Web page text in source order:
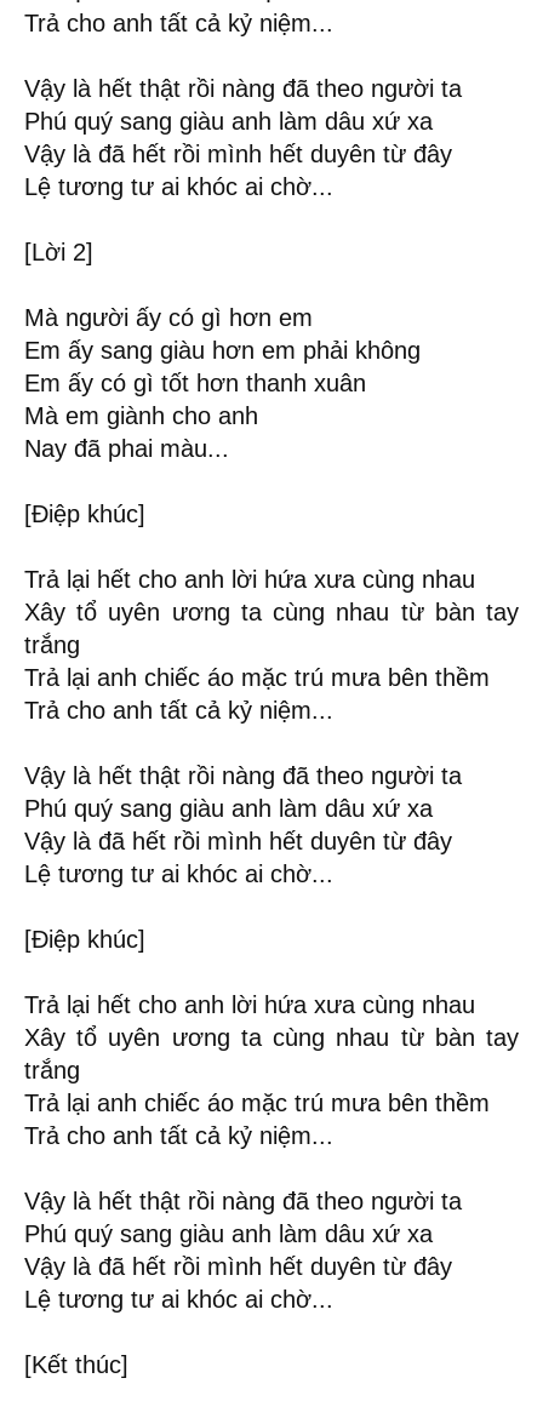
Trả cho anh tất cả kỷ niệm...
Vậy là hết thật rồi nàng đã theo người ta
Phú quý sang giàu anh làm dâu xứ xa
Vậy là đã hết rồi mình hết duyên từ đây
Lệ tương tư ai khóc ai chờ...
[Lời 2]
Mà người ấy có gì hơn em
Em ấy sang giàu hơn em phải không
Em ấy có gì tốt hơn thanh xuân
Mà em giành cho anh
Nay đã phai màu...
[Điệp khúc]
Trả lại hết cho anh lời hứa xưa cùng nhau
Xây tổ uyên ương ta cùng nhau từ bàn tay
trắng
Trả lại anh chiếc áo mặc trú mưa bên thềm
Trả cho anh tất cả kỷ niệm...
Vậy là hết thật rồi nàng đã theo người ta
Phú quý sang giàu anh làm dâu xứ xa
Vậy là đã hết rồi mình hết duyên từ đây
Lệ tương tư ai khóc ai chờ...
[Điệp khúc]
Trả lại hết cho anh lời hứa xưa cùng nhau
Xây tổ uyên ương ta cùng nhau từ bàn tay
trắng
Trả lại anh chiếc áo mặc trú mưa bên thềm
Trả cho anh tất cả kỷ niệm...
Vậy là hết thật rồi nàng đã theo người ta
Phú quý sang giàu anh làm dâu xứ xa
Vậy là đã hết rồi mình hết duyên từ đây
Lệ tương tư ai khóc ai chờ...
[Kết thúc]